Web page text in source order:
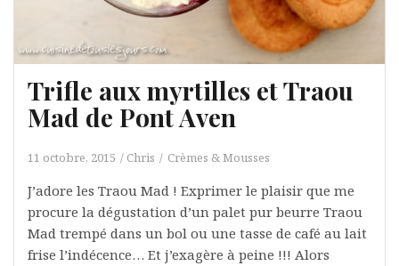
Trifle aux myrtilles et Traou
Mad de Pont Aven
11 octobre, 2015 Chris Crèmes & Mousses
J’adore les Traou Mad ! Exprimer le plaisir que me
procure la dégustation d’un palet pur beurre Traou
Mad trempé dans un bol ou une tasse de café au lait
frise l’indécence… Et j’exagère à peine !!! Alors